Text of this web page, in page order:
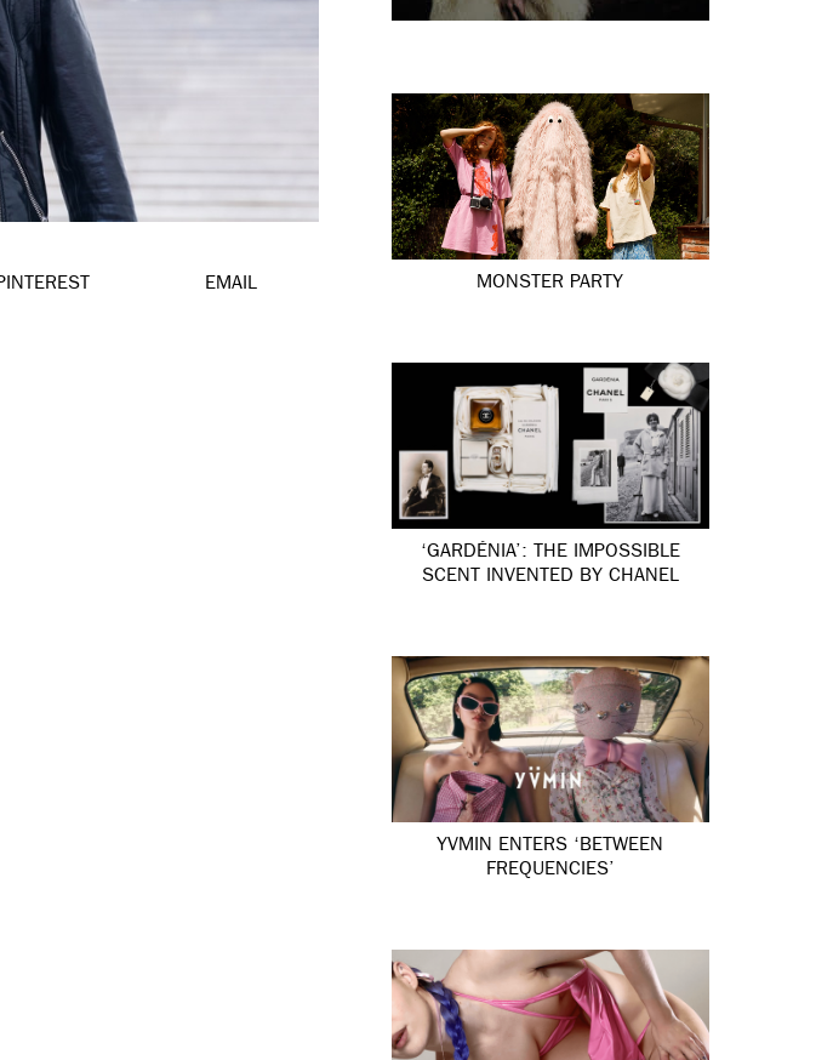
EMAIL MONSTER PARTY
‘GARDÉNIA’: THE IMPOSSIBLE
SCENT INVENTED BY CHANEL
YVMIN ENTERS ‘BETWEEN
FREQUENCIES’